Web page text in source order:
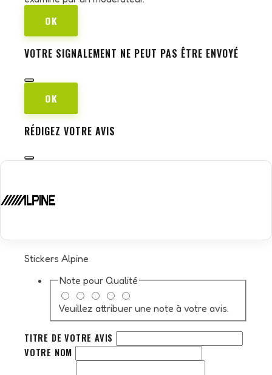
OK
VOTRE SIGNALEMENT NE PEUT PAS ÊTRE ENVOYÉ
OK
RÉDIGEZ VOTRE AVIS
Stickers Alpine
Note pour Qualité
Veuillez attribuer une note à votre avis.
TITRE DE VOTRE AVIS
VOTRE NOM